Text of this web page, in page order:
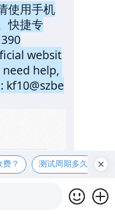
使用手机
快捷专
websit
help,
kf10@szbe
？ 测试周期多久？